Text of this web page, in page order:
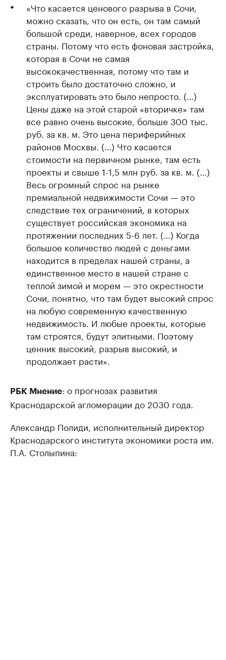
«Что касается ценового разрыва в Сочи,
можно сказать, что он есть, он там самый
большой среди, наверное, всех городов
страны. Потому что есть фоновая застройка,
которая в Сочи не самая
высококачественная, потому что там и
строить было достаточно сложно, и
эксплуатировать это было непросто. (…)
Цены даже на этой старой «вторичке» там
все равно очень высокие, больше 300 тыс.
руб. за кв. м. Это цена периферийных
районов Москвы. (…) Что касается
стоимости на первичном рынке, там есть
проекты и свыше 1-1,5 млн руб. за кв. м. (…)
Весь огромный спрос на рынке
премиальной недвижимости Сочи — это
следствие тех ограничений, в которых
существует российская экономика на
протяжении последних 5-6 лет. (…) Когда
большое количество людей с деньгами
находится в пределах нашей страны, а
единственное место в нашей стране с
теплой зимой и морем — это окрестности
Сочи, понятно, что там будет высокий спрос
на любую современную качественную
недвижимость. И любые проекты, которые
там строятся, будут элитными. Поэтому
ценник высокий, разрыв высокий, и
продолжает расти».
РБК Мнение: о прогнозах развития
Краснодарской агломерации до 2030 года.
Александр Полиди, исполнительный директор
Краснодарского института экономики роста им.
П.А. Столыпина: